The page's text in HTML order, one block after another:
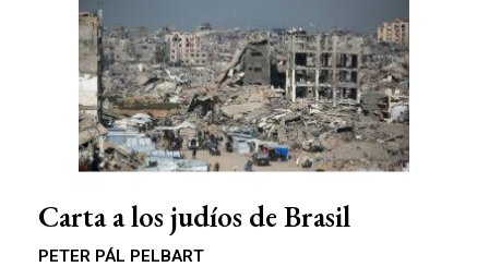
Carta a los judíos de Brasil
PETER PÁL PELBART